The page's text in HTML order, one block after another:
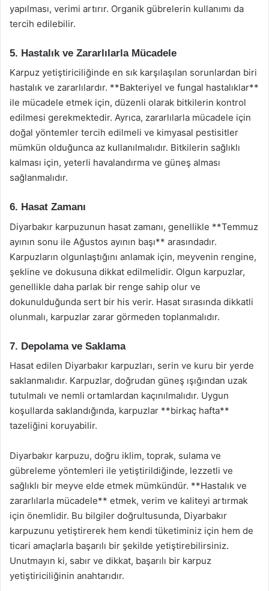
yapılması, verimi artırır. Organik gübrelerin kullanımı da
tercih edilebilir.
5. Hastalık ve Zararlılarla Mücadele
Karpuz yetiştiriciliğinde en sık karşılaşılan sorunlardan biri
hastalık ve zararlılardır. **Bakteriyel ve fungal hastalıklar**
ile mücadele etmek için, düzenli olarak bitkilerin kontrol
edilmesi gerekmektedir. Ayrıca, zararlılarla mücadele için
doğal yöntemler tercih edilmeli ve kimyasal pestisitler
mümkün olduğunca az kullanılmalıdır. Bitkilerin sağlıklı
kalması için, yeterli havalandırma ve güneş alması
sağlanmalıdır.
6. Hasat Zamanı
Diyarbakır karpuzunun hasat zamanı, genellikle **Temmuz
ayının sonu ile Ağustos ayının başı** arasındadır.
Karpuzların olgunlaştığını anlamak için, meyvenin rengine,
şekline ve dokusuna dikkat edilmelidir. Olgun karpuzlar,
genellikle daha parlak bir renge sahip olur ve
dokunulduğunda sert bir his verir. Hasat sırasında dikkatli
olunmalı, karpuzlar zarar görmeden toplanmalıdır.
7. Depolama ve Saklama
Hasat edilen Diyarbakır karpuzları, serin ve kuru bir yerde
saklanmalıdır. Karpuzlar, doğrudan güneş ışığından uzak
tutulmalı ve nemli ortamlardan kaçınılmalıdır. Uygun
koşullarda saklandığında, karpuzlar **birkaç hafta**
tazeliğini koruyabilir.
Diyarbakır karpuzu, doğru iklim, toprak, sulama ve
gübreleme yöntemleri ile yetiştirildiğinde, lezzetli ve
sağlıklı bir meyve elde etmek mümkündür. **Hastalık ve
zararlılarla mücadele** etmek, verim ve kaliteyi artırmak
için önemlidir. Bu bilgiler doğrultusunda, Diyarbakır
karpuzunu yetiştirerek hem kendi tüketiminiz için hem de
ticari amaçlarla başarılı bir şekilde yetiştirebilirsiniz.
Unutmayın ki, sabır ve dikkat, başarılı bir karpuz
yetiştiriciliğinin anahtarıdır.